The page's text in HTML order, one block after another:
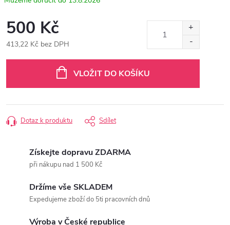
500 Kč
413,22 Kč bez DPH
VLOŽIT DO KOŠÍKU
Dotaz k produktu Sdílet
Získejte dopravu ZDARMA
při nákupu nad 1 500 Kč
Držíme vše SKLADEM
Expedujeme zboží do 5ti pracovních dnů
Výroba v České republice